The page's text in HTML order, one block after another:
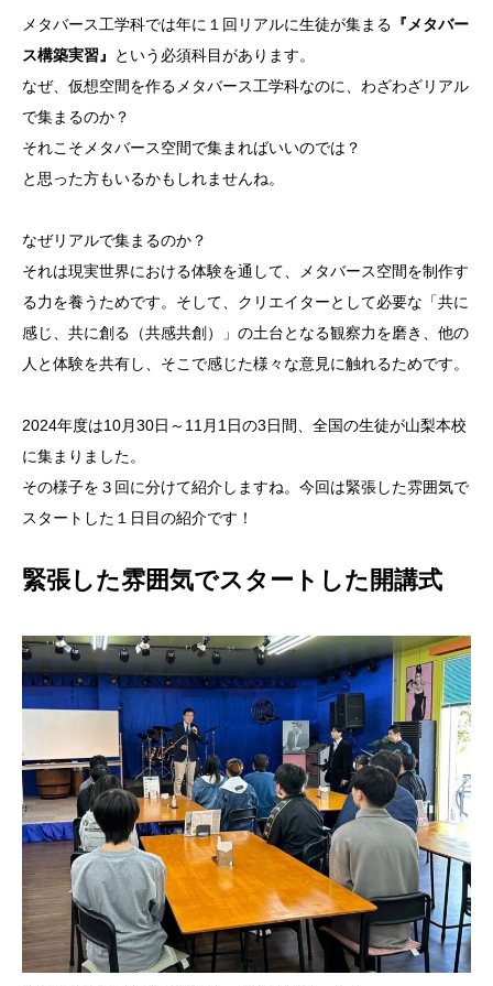
メタバース工学科では年に１回リアルに生徒が集まる 『メタバー
ス構築実習』
という必須科目があります。
なぜ、仮想空間を作るメタバース工学科なのに、わざわざリアル
で集まるのか？
それこそメタバース空間で集まればいいのでは？
と思った方もいるかもしれませんね。
なぜリアルで集まるのか？
それは現実世界における体験を通して、メタバース空間を制作す
る力を養うためです。そして、クリエイターとして必要な「共に
感じ、共に創る（共感共創）」の土台となる観察力を磨き、他の
人と体験を共有し、そこで感じた様々な意見に触れるためです。
2024年度は10月30日～11月1日の3日間、全国の生徒が山梨本校
に集まりました。
その様子を３回に分けて紹介しますね。今回は緊張した雰囲気で
スタートした１日目の紹介です！
緊張した雰囲気でスタートした開講式